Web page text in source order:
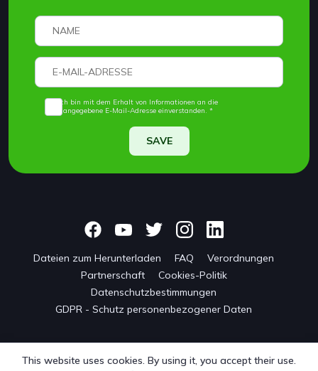
This website uses cookies. By using it, you accept their use.
Ich bin mit dem Erhalt von Informationen an die
angegebene E-Mail-Adresse einverstanden. *
SAVE
Dateien zum Herunterladen FAQ
Verordnungen
Partnerschaft
Cookies-Politik
Datenschutzbestimmungen
GDPR - Schutz personenbezogener Daten